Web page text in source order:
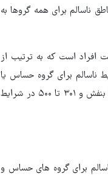
و جزو مناطق ناسالم برای همه گروها به
افراد است که به ترتیب از
سبز، ۵۱ تا ۱۰۰ در شرایط قابل قبول یا زرد، ۱۰۱ تا ۱۵۰ در شرایط ناسالم برای گروه حساس یا
نارنجی، ۱۵۱ تا ۲۰۰ در شرایط ناسالم برای همه یا قرمز، ۲۰۱ تا ۳۰۰ در شرایط بسیار ناسالم یا بنفش و ۳۰۱ تا ۵۰۰ در شرایط
۱۸۲ روز هوای قابل قبول یا همان سالم و ۹۰ روز هوای ناسالم برای گروه های حساس و